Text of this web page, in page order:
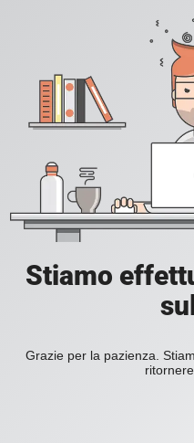
Stiamo
Grazie per la pazienza.